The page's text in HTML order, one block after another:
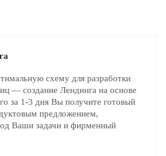
схему для разработки
— создание Лендинга на основе
за 1-3 дня Вы получите готовый
предложением,
Ваши задачи и фирменный